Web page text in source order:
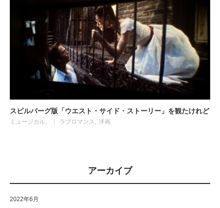
スピルバーグ版「ウエスト・サイド・ストーリー」を観たけれど
ミュージカル ラブロマンス 洋画
アーカイブ
2022年6月